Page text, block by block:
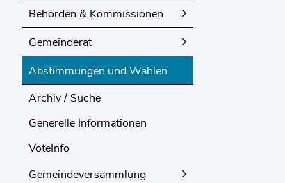
Behörden & Kommissionen
Gemeinderat
Abstimmungen und Wahlen
Archiv / Suche
Generelle Informationen
VoteInfo
Gemeindeversammlung